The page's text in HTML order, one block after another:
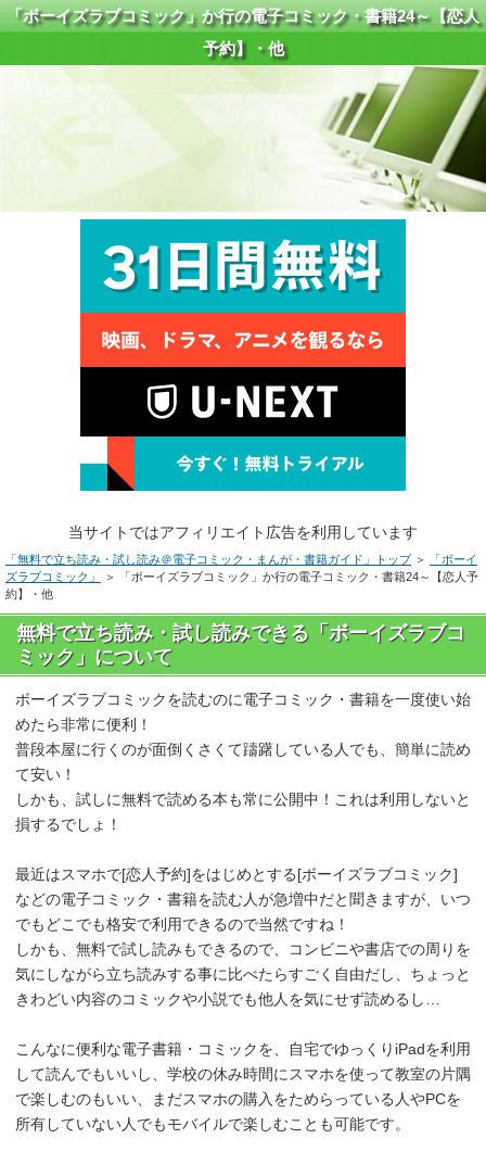
「ボーイズラブコミック」か行の電子コミック・書籍24～【恋人
予約】・他
当サイトではアフィリエイト広告を利用しています
「無料で立ち読み・試し読み＠電子コミック・まんが・書籍ガイド」トップ＞
「ボーイ
ズラブコミック」
＞ 「ボーイズラブコミック」か行の電子コミック・書籍24～【恋人予
約】・他
無料で立ち読み・試し読みできる「ボーイズラブコ
ミック」について
ボーイズラブコミックを読むのに電子コミック・書籍を一度使い始
めたら非常に便利！
普段本屋に行くのが面倒くさくて躊躇している人でも、簡単に読め
て安い！
しかも、試しに無料で読める本も常に公開中！これは利用しないと
損するでしょ！
最近はスマホで[恋人予約]をはじめとする[ボーイズラブコミック]
などの電子コミック・書籍を読む人が急増中だと聞きますが、いつ
でもどこでも格安で利用できるので当然ですね！
しかも、無料で試し読みもできるので、コンビニや書店での周りを
気にしながら立ち読みする事に比べたらすごく自由だし、ちょっと
きわどい内容のコミックや小説でも他人を気にせず読めるし…
こんなに便利な電子書籍・コミックを、自宅でゆっくりiPadを利用
して読んでもいいし、学校の休み時間にスマホを使って教室の片隅
で楽しむのもいい、まだスマホの購入をためらっている人やPCを
所有していない人でもモバイルで楽しむことも可能です。